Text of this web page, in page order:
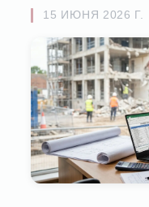
15 ИЮНЯ 2026 Г.